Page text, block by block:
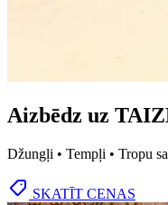
Aizbēdz uz
Džungļi • Tempļi • Tropu
SKATĪT CENAS